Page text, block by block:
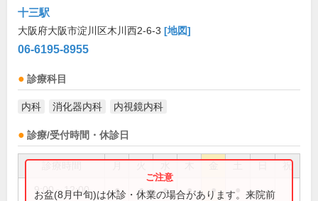
十三駅
大阪府大阪市淀川区木川西2-6-3 [地図]
06-6195-8955
診療科目
内科 消化器内科 内視鏡内科
診療/受付時間・休診日
祝
9:00～12:00 ● ● ● ● ●
お盆(8月中旬)は休診・休業の場合があります。来院前